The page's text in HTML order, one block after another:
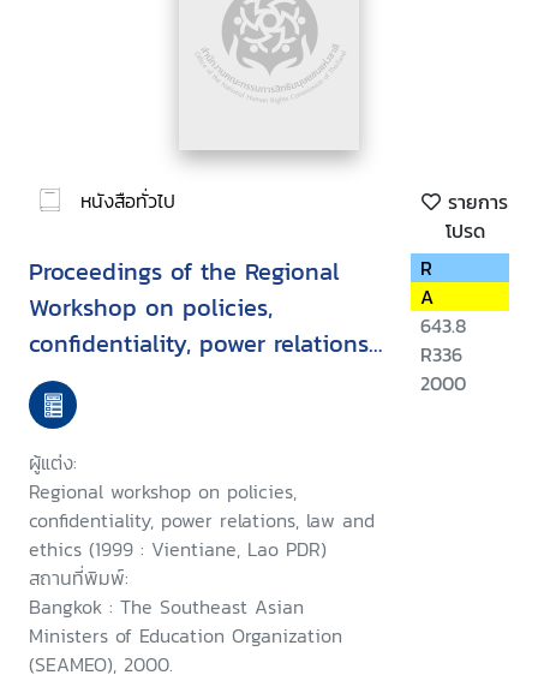
หนังสือทั่วไป
รายการ
โปรด
Proceedings of the Regional
Workshop on policies,
confidentiality, power relations,
law and ethics in
HIV/AIDS/STD, Vientiane, Lao
PDR, 15-19 March 1999
ผู้แต่ง:
Regional workshop on policies,
confidentiality, power relations, law and
ethics (1999 : Vientiane, Lao PDR)
สถานที่พิมพ์:
Bangkok : The Southeast Asian
Ministers of Education Organization
(SEAMEO), 2000.
R
A
643.8
R336
2000